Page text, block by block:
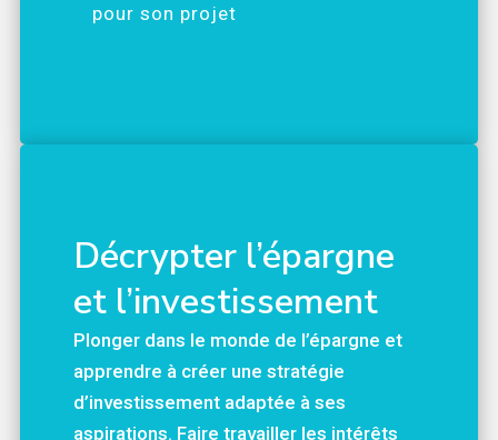
pour son projet
Décrypter l’épargne
et l’investissement
Plonger dans le monde de l’épargne et
apprendre à créer une stratégie
d’investissement adaptée à ses
aspirations. Faire travailler les intérêts